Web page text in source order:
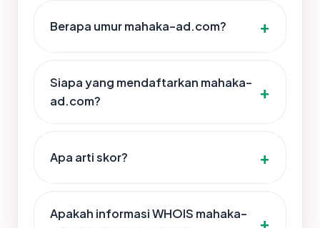
Berapa umur mahaka-ad.com?
Siapa yang mendaftarkan mahaka-
ad.com?
Apa arti skor?
Apakah informasi WHOIS mahaka-